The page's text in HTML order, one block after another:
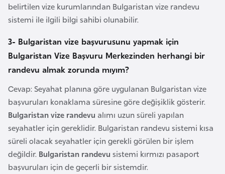
belirtilen vize kurumlarından Bulgaristan vize randevu
sistemi ile ilgili bilgi sahibi olunabilir.
3- Bulgaristan vize başvurusunu yapmak için
Bulgaristan Vize Başvuru Merkezinden herhangi bir
randevu almak zorunda mıyım?
Cevap: Seyahat planına göre uygulanan Bulgaristan vize
başvuruları konaklama süresine göre değişiklik gösterir.
Bulgaristan vize randevu alımı uzun süreli yapılan
seyahatler için gereklidir. Bulgaristan randevu sistemi kısa
süreli olacak seyahatler için gerekli görülen bir işlem
değildir. Bulgaristan randevu sistemi kırmızı pasaport
başvuruları için de geçerli bir sistemdir.
G
i
e
B
i
s
s
a
u
G
i